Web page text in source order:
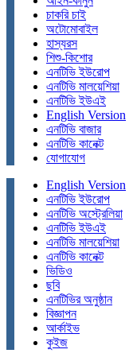
চাকরি চাই
অটোমোবাইল
হাস্যরস
শিশু-কিশোর
এনটিভি ইউরোপ
এনটিভি মালয়েশিয়া
এনটিভি ইউএই
English Version
এনটিভি বাজার
এনটিভি কানেক্ট
যোগাযোগ
English Version
এনটিভি ইউরোপ
এনটিভি অস্ট্রেলিয়া
এনটিভি ইউএই
এনটিভি মালয়েশিয়া
এনটিভি কানেক্ট
ভিডিও
ছবি
এনটিভির অনুষ্ঠান
বিজ্ঞাপন
আর্কাইভ
কুইজ